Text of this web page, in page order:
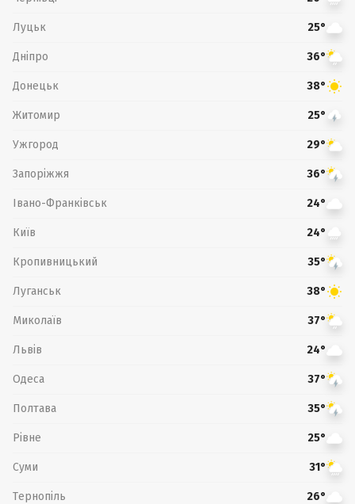
Луцьк 25°
Дніпро 36°
Донецьк 38°
Житомир 25°
Ужгород 29°
Запоріжжя 36°
Івано-Франківськ 24°
Київ 24°
Кропивницький 35°
Луганськ 38°
Миколаїв 37°
Львів 24°
Одеса 37°
Полтава 35°
Рівне 25°
Суми 31°
Тернопіль 26°